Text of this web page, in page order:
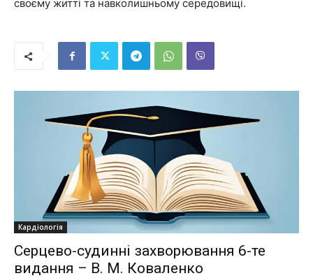
своєму житті та навколишньому середовищі.
Кардіологія
Серцево-судинні захворювання 6-те
видання – В. М. Коваленко